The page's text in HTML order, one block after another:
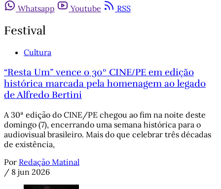
Whatsapp
Youtube RSS
Festival
Cultura
“Resta Um” vence o 30º CINE/PE em edição
histórica marcada pela homenagem ao legado
de Alfredo Bertini
A 30ª edição do CINE/PE chegou ao fim na noite deste
domingo (7), encerrando uma semana histórica para o
audiovisual brasileiro. Mais do que celebrar três décadas
de existência,
Por Redação Matinal
/ 8 jun 2026